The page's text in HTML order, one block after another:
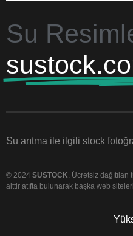
Su
Su arıtma ile ilgili stock
© 2024 SUSTOCK. Ücretsiz
aittir atıfta bulunarak başka web